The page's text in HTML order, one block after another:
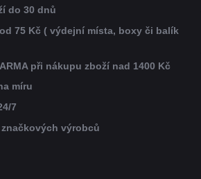
do 30 dnů
75 Kč ( výdejní místa, boxy či balík
při nákupu zboží nad 1400 Kč
míru
7
výrobců